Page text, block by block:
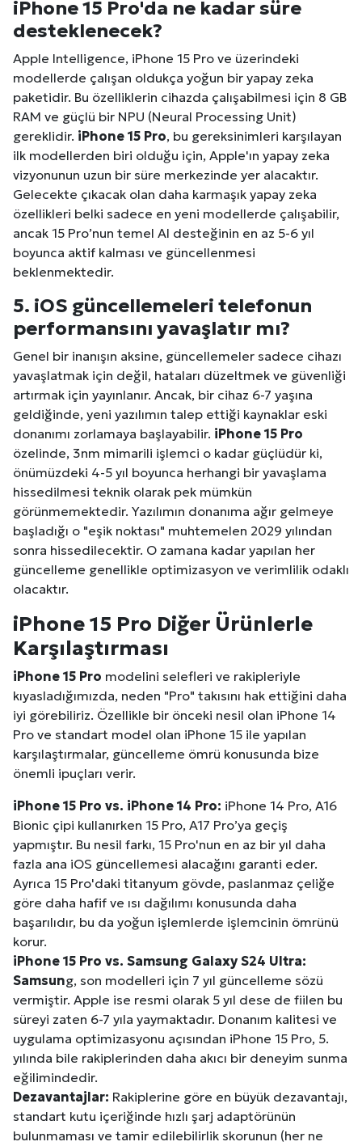
iPhone 15 Pro'da ne kadar süre
desteklenecek?
Apple Intelligence, iPhone 15 Pro ve üzerindeki
modellerde çalışan oldukça yoğun bir yapay zeka
paketidir. Bu özelliklerin cihazda çalışabilmesi için 8 GB
RAM ve güçlü bir NPU (Neural Processing Unit)
gereklidir. iPhone 15 Pro, bu gereksinimleri karşılayan
ilk modellerden biri olduğu için, Apple'ın yapay zeka
vizyonunun uzun bir süre merkezinde yer alacaktır.
Gelecekte çıkacak olan daha karmaşık yapay zeka
özellikleri belki sadece en yeni modellerde çalışabilir,
ancak 15 Pro’nun temel AI desteğinin en az 5-6 yıl
boyunca aktif kalması ve güncellenmesi
beklenmektedir.
5. iOS güncellemeleri telefonun
performansını yavaşlatır mı?
Genel bir inanışın aksine, güncellemeler sadece cihazı
yavaşlatmak için değil, hataları düzeltmek ve güvenliği
artırmak için yayınlanır. Ancak, bir cihaz 6-7 yaşına
geldiğinde, yeni yazılımın talep ettiği kaynaklar eski
donanımı zorlamaya başlayabilir. iPhone 15 Pro
özelinde, 3nm mimarili işlemci o kadar güçlüdür ki,
önümüzdeki 4-5 yıl boyunca herhangi bir yavaşlama
hissedilmesi teknik olarak pek mümkün
görünmemektedir. Yazılımın donanıma ağır gelmeye
başladığı o "eşik noktası" muhtemelen 2029 yılından
sonra hissedilecektir. O zamana kadar yapılan her
güncelleme genellikle optimizasyon ve verimlilik odaklı
olacaktır.
iPhone 15 Pro Diğer Ürünlerle
Karşılaştırması
iPhone 15 Pro modelini selefleri ve rakipleriyle
kıyasladığımızda, neden "Pro" takısını hak ettiğini daha
iyi görebiliriz. Özellikle bir önceki nesil olan iPhone 14
Pro ve standart model olan iPhone 15 ile yapılan
karşılaştırmalar, güncelleme ömrü konusunda bize
önemli ipuçları verir.
iPhone 15 Pro vs. iPhone 14 Pro: iPhone 14 Pro, A16
Bionic çipi kullanırken 15 Pro, A17 Pro’ya geçiş
yapmıştır. Bu nesil farkı, 15 Pro'nun en az bir yıl daha
fazla ana iOS güncellemesi alacağını garanti eder.
Ayrıca 15 Pro'daki titanyum gövde, paslanmaz çeliğe
göre daha hafif ve ısı dağılımı konusunda daha
başarılıdır, bu da yoğun işlemlerde işlemcinin ömrünü
korur.
iPhone 15 Pro vs. Samsung Galaxy S24 Ultra:
Samsung, son modelleri için 7 yıl güncelleme sözü
vermiştir. Apple ise resmi olarak 5 yıl dese de fiilen bu
süreyi zaten 6-7 yıla yaymaktadır. Donanım kalitesi ve
uygulama optimizasyonu açısından iPhone 15 Pro, 5.
yılında bile rakiplerinden daha akıcı bir deneyim sunma
eğilimindedir.
Dezavantajlar: Rakiplerine göre en büyük dezavantajı,
standart kutu içeriğinde hızlı şarj adaptörünün
bulunmaması ve tamir edilebilirlik skorunun (her ne